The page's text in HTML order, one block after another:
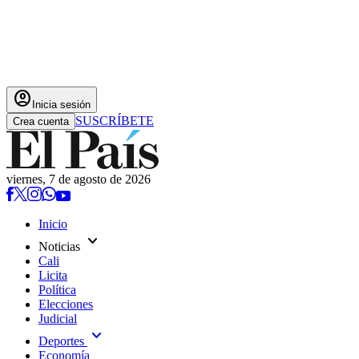
account_circle Inicia sesión
Crea cuenta SUSCRÍBETE
viernes, 7 de agosto de 2026
Inicio
Noticias expand_more
Cali
Licita
Política
Elecciones
Judicial
Deportes expand_more
Economía